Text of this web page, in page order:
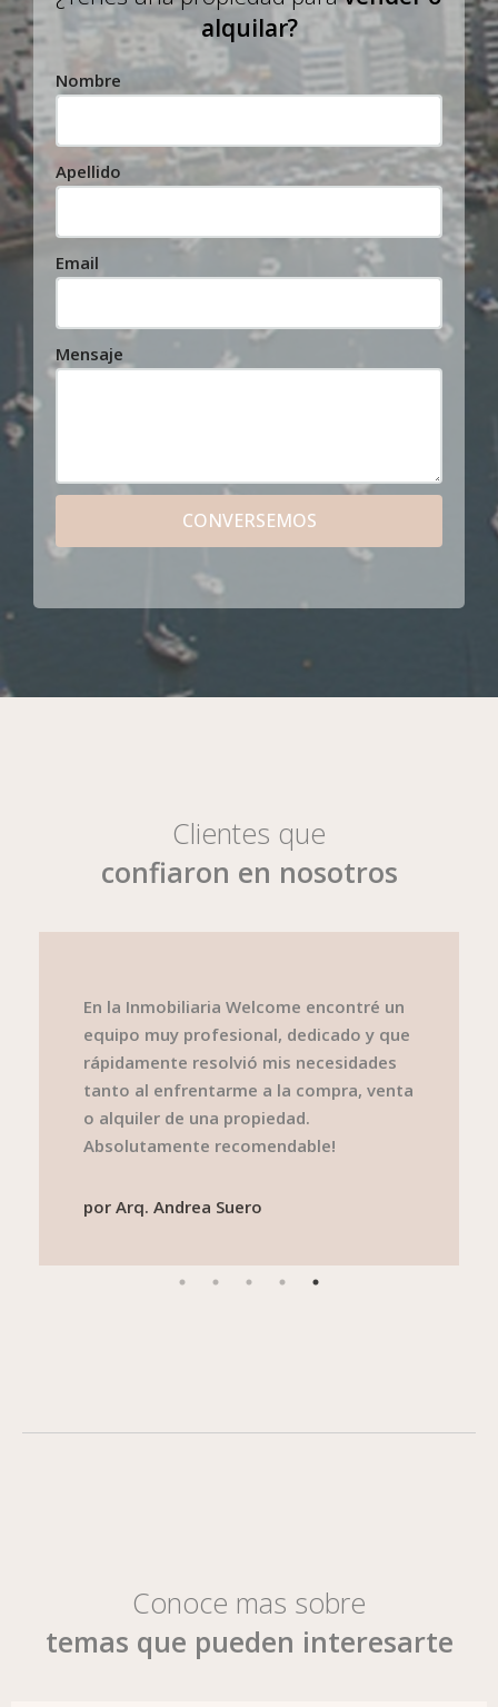
alquilar?
Nombre
Apellido
Email
Mensaje
CONVERSEMOS
Clientes que
confiaron en nosotros
En la Inmobiliaria Welcome encontré un
equipo muy profesional, dedicado y que
rápidamente resolvió mis necesidades
tanto al enfrentarme a la compra, venta
o alquiler de una propiedad.
Absolutamente recomendable!
por Arq. Andrea Suero
Conoce mas sobre
temas que pueden interesarte